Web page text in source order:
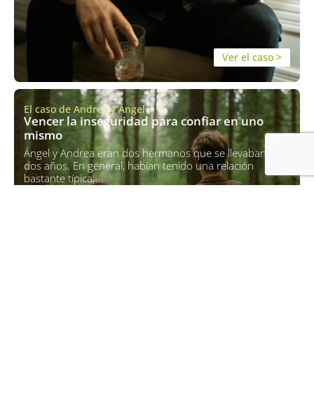
Ver el caso >
El caso de Andrea y Ángel
Vencer la inseguridad para confiar en uno
mismo
Ángel y Andrea eran dos hermanos que se llevaban sólo
dos años. En general, habían tenido una relación
bastante típica;...